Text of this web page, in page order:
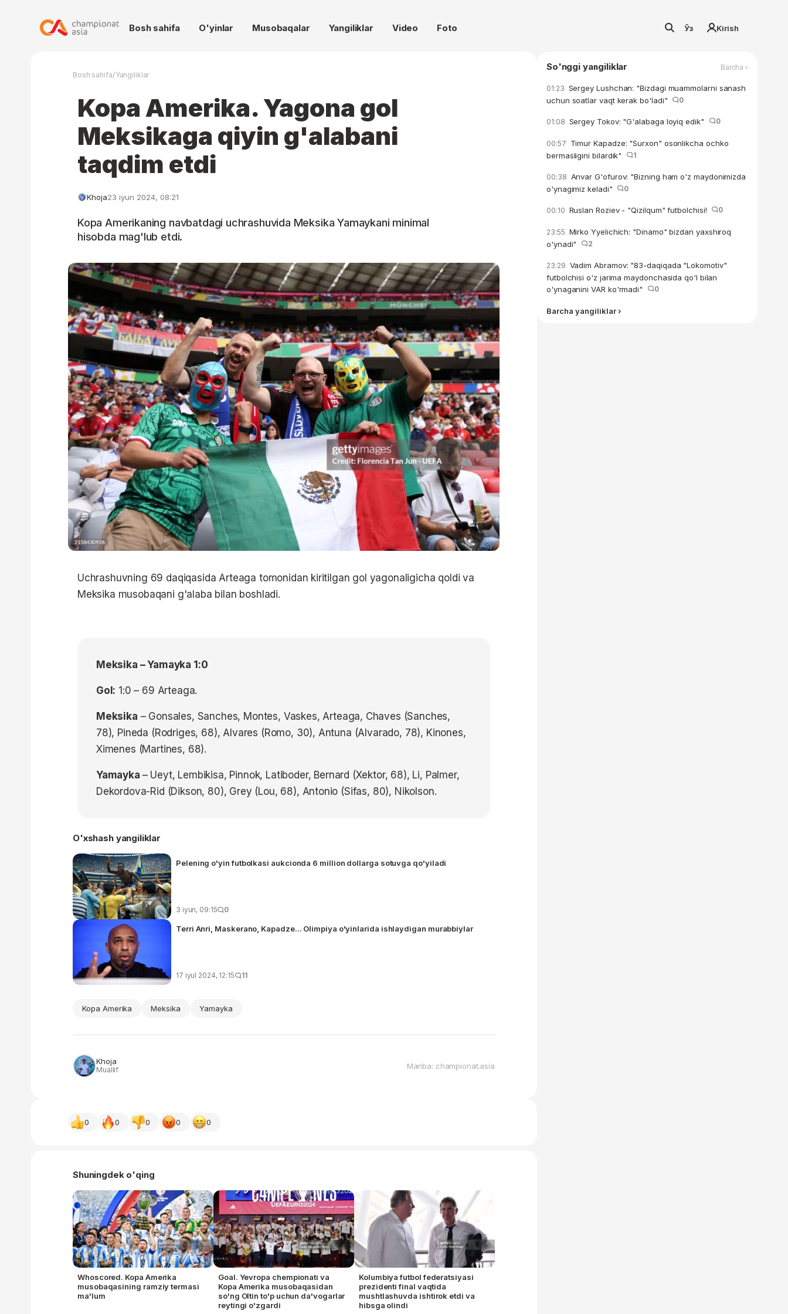
Bosh sahifa O'yinlar Musobaqalar Yangiliklar Video Foto Ўз Kirish
Bosh sahifa/Yangiliklar
Kopa Amerika. Yagona gol
Meksikaga qiyin g'alabani
taqdim etdi
Khoja23 iyun 2024, 08:21
Kopa Amerikaning navbatdagi uchrashuvida Meksika Yamaykani minimal
hisobda mag'lub etdi.
Uchrashuvning 69 daqiqasida Arteaga tomonidan kiritilgan gol yagonaligicha qoldi va
Meksika musobaqani g'alaba bilan boshladi.
Meksika – Yamayka 1:0
Gol: 1:0 – 69 Arteaga.
Meksika – Gonsales, Sanches, Montes, Vaskes, Arteaga, Chaves (Sanches,
78), Pineda (Rodriges, 68), Alvares (Romo, 30), Antuna (Alvarado, 78), Kinones,
Ximenes (Martines, 68).
Yamayka – Ueyt, Lembikisa, Pinnok, Latiboder, Bernard (Xektor, 68), Li, Palmer,
Dekordova-Rid (Dikson, 80), Grey (Lou, 68), Antonio (Sifas, 80), Nikolson.
O'xshash yangiliklar
Pelening o'yin futbolkasi aukcionda 6 million dollarga sotuvga qo'yiladi
3 iyun, 09:15 0
Terri Anri, Maskerano, Kapadze... Olimpiya o'yinlarida ishlaydigan murabbiylar
17 iyul 2024, 12:15 11
Kopa Amerika Meksika Yamayka
Khoja
Muallif Manba: championat.asia
0 0 0 0 0
Shuningdek o'qing
Whoscored. Kopa Amerika
musobaqasining ramziy termasi
ma'lum
Goal. Yevropa chempionati va
Kopa Amerika musobaqasidan
so'ng Oltin to'p uchun da'vogarlar
reytingi o'zgardi
Kolumbiya futbol federatsiyasi
prezidenti final vaqtida
mushtlashuvda ishtirok etdi va
hibsga olindi
So'nggi yangiliklar Barcha ›
01:23 Sergey Lushchan: "Bizdagi muammolarni sanash
uchun soatlar vaqt kerak bo'ladi"
0
01:08 Sergey Tokov: "G'alabaga loyiq edik" 0
00:57 Timur Kapadze: "Surxon" osonlikcha ochko
bermasligini bilardik"
1
00:38 Anvar G'ofurov: "Bizning ham o'z maydonimizda
o'ynagimiz keladi"
0
00:10 Ruslan Roziev - "Qizilqum" futbolchisi! 0
23:55 Mirko Yyelichich: "Dinamo" bizdan yaxshiroq
o'ynadi"
2
23:29 Vadim Abramov: "83-daqiqada "Lokomotiv"
futbolchisi o'z jarima maydonchasida qo'l bilan
o'ynaganini VAR ko'rmadi"
0
Barcha yangiliklar ›